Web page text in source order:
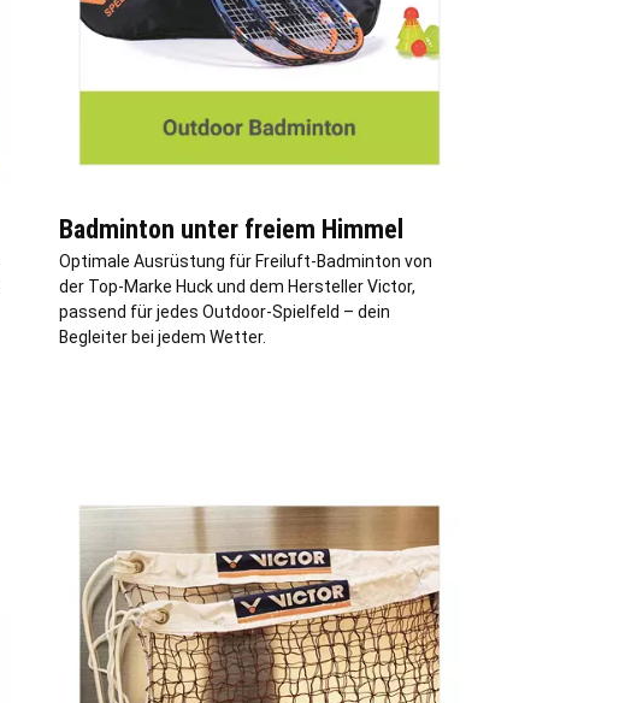
Badminton unter freiem Himmel
Optimale Ausrüstung für Freiluft-Badminton von
der Top-Marke Huck und dem Hersteller Victor,
passend für jedes Outdoor-Spielfeld – dein
Begleiter bei jedem Wetter.